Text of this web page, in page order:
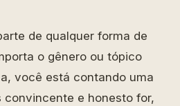
de qualquer forma de
o gênero ou tópico
você está contando uma
convincente e honesto for,